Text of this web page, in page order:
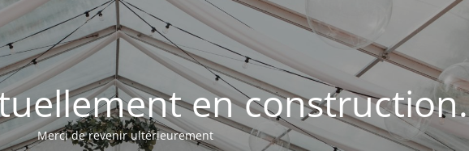
en construction.
Merci de revenir ultérieurement